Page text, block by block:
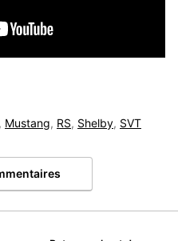
, Mustang, RS, Shelby, SVT